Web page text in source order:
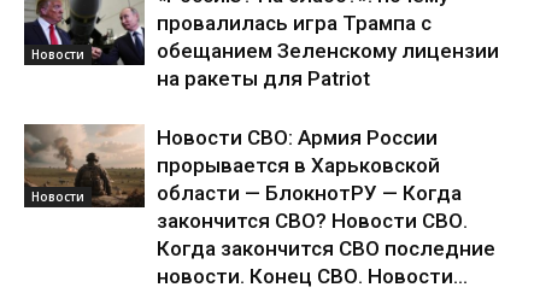
Новости
провалилась игра Трампа с
обещанием Зеленскому лицензии
на ракеты для Patriot
Новости
Новости СВО: Армия России
прорывается в Харьковской
области — БлокнотРУ — Когда
закончится СВО? Новости СВО.
Когда закончится СВО последние
новости. Конец СВО. Новости...